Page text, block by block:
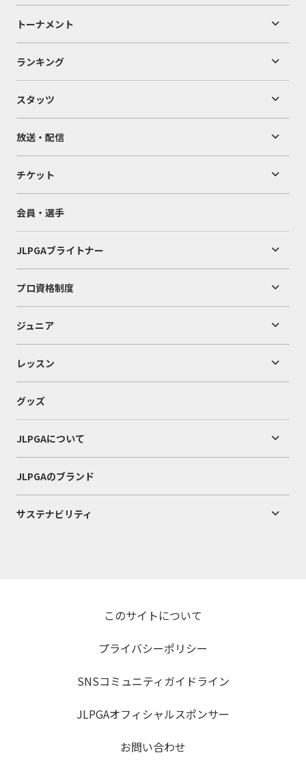
トーナメント
ランキング
スタッツ
放送・配信
チケット
会員・選手
JLPGAブライトナー
プロ資格制度
ジュニア
レッスン
グッズ
JLPGAについて
JLPGAのブランド
サステナビリティ
このサイトについて
プライバシーポリシー
SNSコミュニティガイドライン
JLPGAオフィシャルスポンサー
お問い合わせ